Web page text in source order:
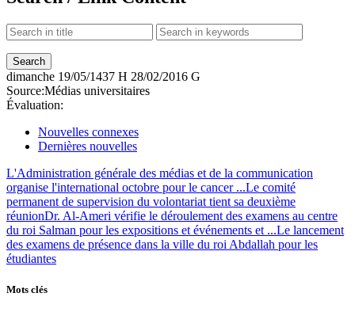
dimanche 19/05/1437 H 28/02/2016 G
Source:Médias universitaires
Évaluation:
Nouvelles connexes
Dernières nouvelles
L'Administration générale des médias et de la communication
organise l'international octobre pour le cancer ...Le comité
permanent de supervision du volontariat tient sa deuxième
réunionDr. Al-Ameri vérifie le déroulement des examens au centre
du roi Salman pour les expositions et événements et ...Le lancement
des examens de présence dans la ville du roi Abdallah pour les
étudiantes
Mots clés